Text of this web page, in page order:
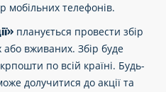
мобільних телефонів.
планується провести збір
або вживаних. Збір буде
по всій країні. Будь-
долучитися до акції та